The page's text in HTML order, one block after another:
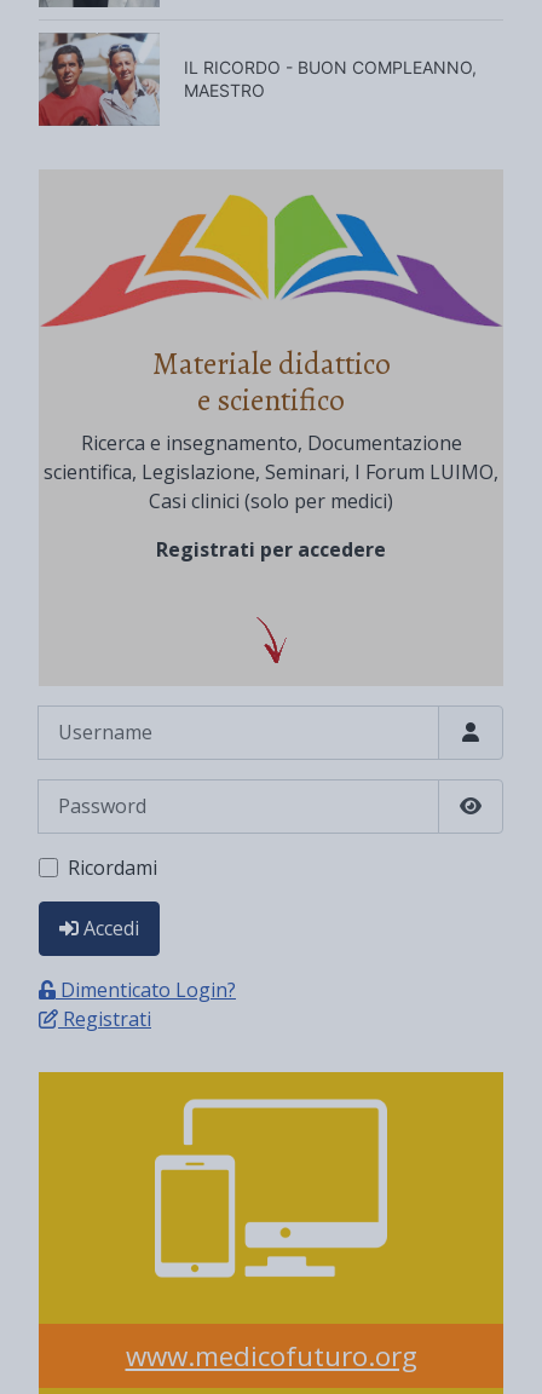
IL RICORDO - BUON COMPLEANNO,
MAESTRO
Materiale didattico
e scientifico
Ricerca e insegnamento, Documentazione
scientifica, Legislazione, Seminari, I Forum LUIMO,
Casi clinici (solo per medici)
Registrati per accedere
Username
Password
Show
Ricordami
Accedi
Dimenticato Login?
Registrati
www.medicofuturo.org